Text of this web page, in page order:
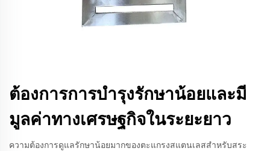
ต้องการการบำรุงรักษาน้อยและมี
มูลค่าทางเศรษฐกิจในระยะยาว
ความต้องการดูแลรักษาน้อยมากของตะแกรงสแตนเลสสำหรับสระ